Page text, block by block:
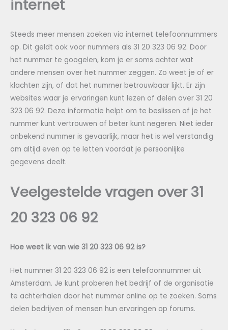
internet
Steeds meer mensen zoeken via internet telefoonnummers
op. Dit geldt ook voor nummers als 31 20 323 06 92. Door
het nummer te googelen, kom je er soms achter wat
andere mensen over het nummer zeggen. Zo weet je of er
klachten zijn, of dat het nummer betrouwbaar lijkt. Er zijn
websites waar je ervaringen kunt lezen of delen over 31 20
323 06 92. Deze informatie helpt om te beslissen of je het
nummer kunt vertrouwen of beter kunt negeren. Niet ieder
onbekend nummer is gevaarlijk, maar het is wel verstandig
om altijd even op te letten voordat je persoonlijke
gegevens deelt.
Veelgestelde vragen over 31
20 323 06 92
Hoe weet ik van wie 31 20 323 06 92 is?
Het nummer 31 20 323 06 92 is een telefoonnummer uit
Amsterdam. Je kunt proberen het bedrijf of de organisatie
te achterhalen door het nummer online op te zoeken. Soms
delen bedrijven of mensen hun ervaringen op forums.